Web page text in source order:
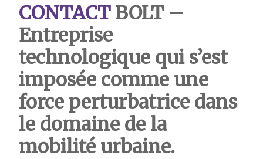
CONTACTBOLT –
Entreprise
technologique qui s’est
imposée comme une
force perturbatrice dans
le domaine de la
mobilité urbaine.